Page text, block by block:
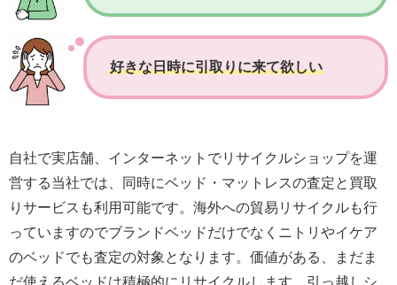
好きな日時に引取りに来て欲しい
自社で実店舗、インターネットでリサイクルショップを運
営する当社では、同時にベッド・マットレスの査定と買取
りサービスも利用可能です。海外への貿易リサイクルも行
っていますのでブランドベッドだけでなくニトリやイケア
のベッドでも査定の対象となります。価値がある、まだま
だ使えるベッドは積極的にリサイクルします。引っ越しシ